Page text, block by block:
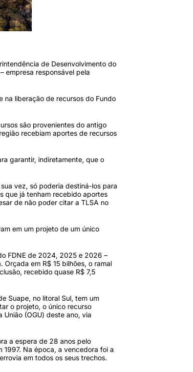
de Desenvolvimento do
empresa responsável pela
na liberação de recursos do Fundo
são provenientes do antigo
recebiam aportes de recursos
garantir, indiretamente, que o
vez, só poderia destiná-los para
que já tenham recebido aportes
de não poder citar a TLSA no
em um projeto de um único
FDNE de 2024, 2025 e 2026 –
em R$ 15 bilhões, o ramal
recebido quase R$ 7,5
Suape, no litoral Sul, tem um
o projeto, o único recurso
(OGU) deste ano, via
a espera de 28 anos pelo
Na época, a vencedora foi a
em todos os seus trechos.